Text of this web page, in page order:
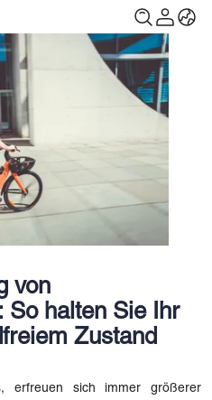
von
So halten Sie Ihr
Zustand
erfreuen sich immer größerer